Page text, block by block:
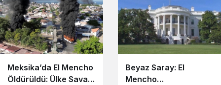
Meksika’da El Mencho
Öldürüldü: Ülke Savaş
Beyaz Saray: El
Mencho